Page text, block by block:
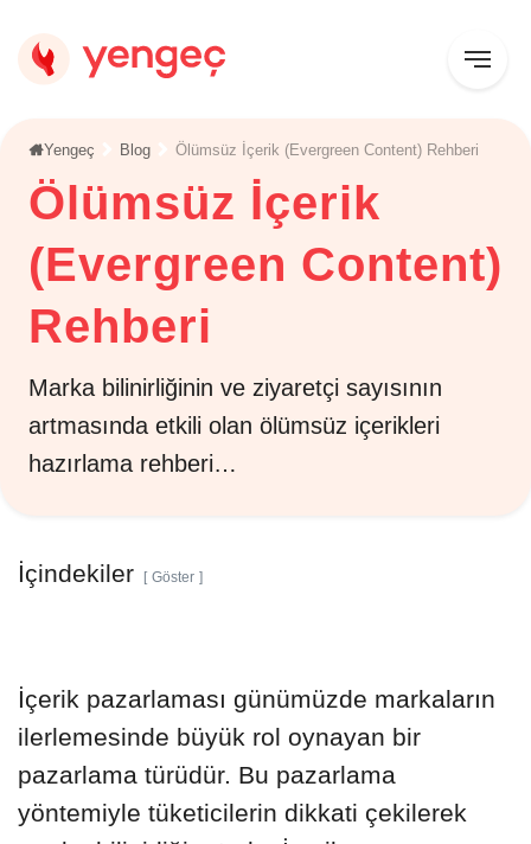
Yengeç Blog Ölümsüz İçerik (Evergreen Content) Rehberi
Ölümsüz İçerik
(Evergreen Content)
Rehberi
Marka bilinirliğinin ve ziyaretçi sayısının
artmasında etkili olan ölümsüz içerikleri
hazırlama rehberi…
İçerik pazarlaması günümüzde markaların
ilerlemesinde büyük rol oynayan bir
pazarlama türüdür. Bu pazarlama
yöntemiyle tüketicilerin dikkati çekilerek
İçindekiler Göster